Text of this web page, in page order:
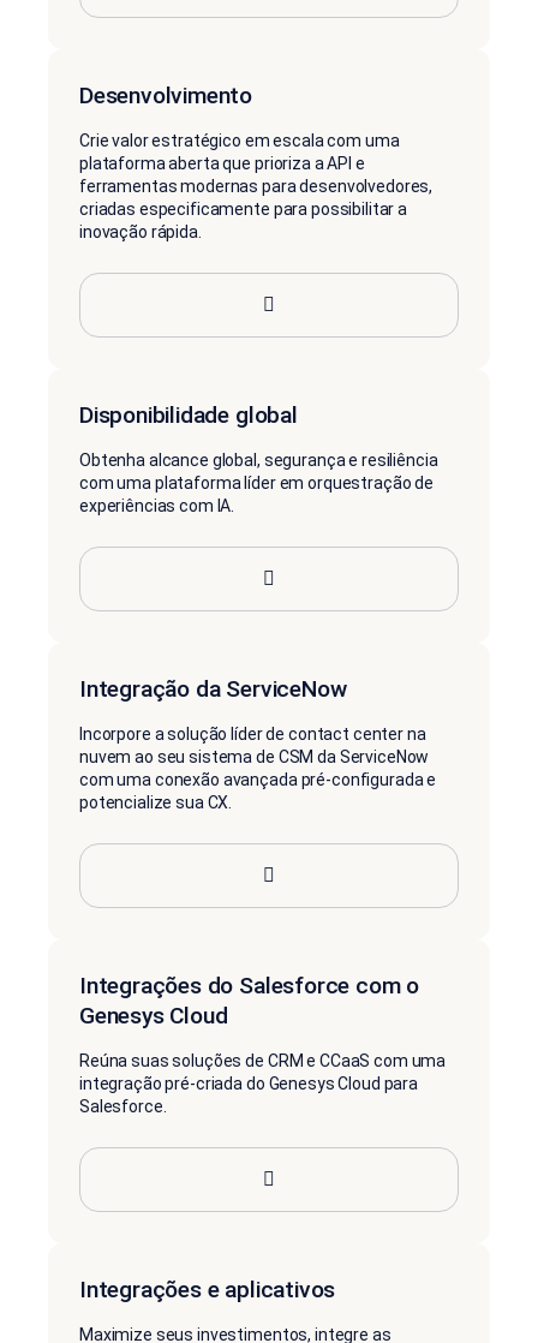
Desenvolvimento
Crie valor estratégico em escala com uma
plataforma aberta que prioriza a API e
ferramentas modernas para desenvolvedores,
criadas especificamente para possibilitar a
inovação rápida.
Disponibilidade global
Obtenha alcance global, segurança e resiliência
com uma plataforma líder em orquestração de
experiências com IA.
Integração da ServiceNow
Incorpore a solução líder de contact center na
nuvem ao seu sistema de CSM da ServiceNow
com uma conexão avançada pré-configurada e
potencialize sua CX.
Integrações do Salesforce com o
Genesys Cloud
Reúna suas soluções de CRM e CCaaS com uma
integração pré-criada do Genesys Cloud para
Salesforce.
Integrações e aplicativos
Maximize seus investimentos, integre as